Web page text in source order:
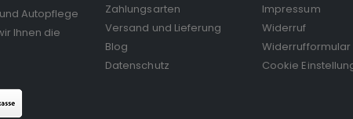
Autopflege
Ihnen die
Zahlungsarten
Versand und Lieferung
Blog
Datenschutz
Impressum
Widerruf
Widerrufformular
Cookie